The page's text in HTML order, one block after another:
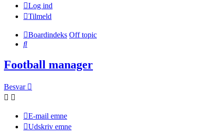
Log ind
Tilmeld
Boardindeks Off topic
Søg
Football manager
Besvar
E-mail emne
Udskriv emne